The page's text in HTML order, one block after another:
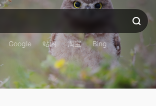
Google 站内 淘宝 Bing